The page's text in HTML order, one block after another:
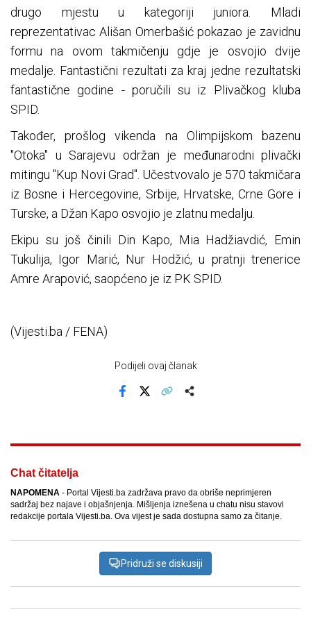
drugo mjestu u kategoriji juniora. Mladi
reprezentativac Ališan Omerbašić pokazao je zavidnu
formu na ovom takmičenju gdje je osvojio dvije
medalje. Fantastični rezultati za kraj jedne rezultatski
fantastične godine - poručili su iz Plivačkog kluba
SPID.
Također, prošlog vikenda na Olimpijskom bazenu
"Otoka" u Sarajevu održan je međunarodni plivački
mitingu "Kup Novi Grad". Učestvovalo je 570 takmičara
iz Bosne i Hercegovine, Srbije, Hrvatske, Crne Gore i
Turske, a Džan Kapo osvojio je zlatnu medalju.
Ekipu su još činili Din Kapo, Mia Hadžiavdić, Emin
Tukulija, Igor Marić, Nur Hodžić, u pratnji trenerice
Amre Arapović, saopćeno je iz PK SPID.
(Vijesti.ba / FENA)
Podijeli ovaj članak
Chat čitatelja
NAPOMENA - Portal Vijesti.ba zadržava pravo da obriše neprimjeren
sadržaj bez najave i objašnjenja. Mišljenja iznešena u chatu nisu stavovi
redakcije portala Vijesti.ba. Ova vijest je sada dostupna samo za čitanje.
Pridruži se diskusiji